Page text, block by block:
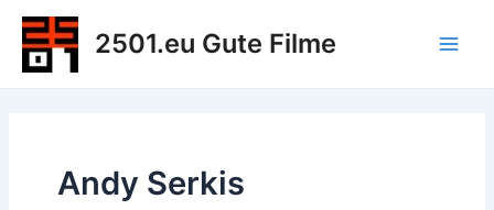
Zum
Inhalt
springen
2501.eu Gute Filme
Andy Serkis